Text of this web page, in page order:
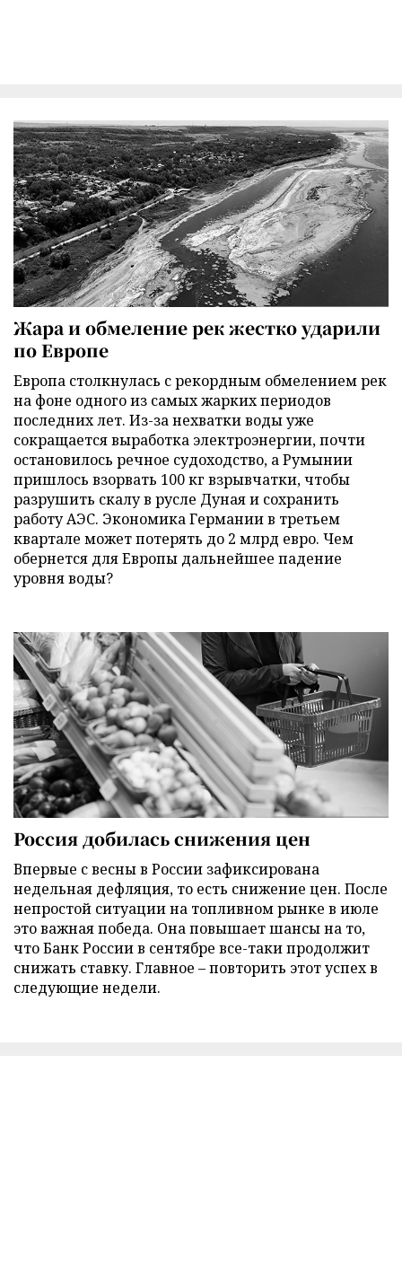
Жара и обмеление рек жестко ударили
по Европе
Европа столкнулась с рекордным обмелением рек
на фоне одного из самых жарких периодов
последних лет. Из-за нехватки воды уже
сокращается выработка электроэнергии, почти
остановилось речное судоходство, а Румынии
пришлось взорвать 100 кг взрывчатки, чтобы
разрушить скалу в русле Дуная и сохранить
работу АЭС. Экономика Германии в третьем
квартале может потерять до 2 млрд евро. Чем
обернется для Европы дальнейшее падение
уровня воды?
Россия добилась снижения цен
Впервые с весны в России зафиксирована
недельная дефляция, то есть снижение цен. После
непростой ситуации на топливном рынке в июле
это важная победа. Она повышает шансы на то,
что Банк России в сентябре все-таки продолжит
снижать ставку. Главное – повторить этот успех в
следующие недели.